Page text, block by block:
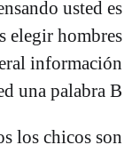
usted es
elegir hombres
información
una palabra B.
los chicos son